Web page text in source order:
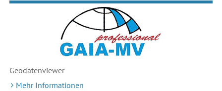
Geodatenviewer
Mehr Informationen